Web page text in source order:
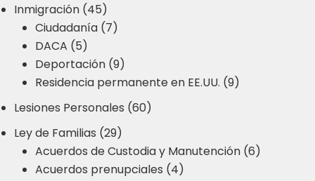
Inmigración (45)
Ciudadanía (7)
DACA (5)
Deportación (9)
Residencia permanente en EE.UU. (9)
Lesiones Personales (60)
Ley de Familias (29)
Acuerdos de Custodia y Manutención (6)
Acuerdos prenupciales (4)